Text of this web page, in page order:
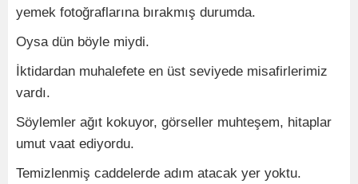
yemek fotoğraflarına bırakmış durumda.
Oysa dün böyle miydi.
İktidardan muhalefete en üst seviyede misafirlerimiz
vardı.
Söylemler ağıt kokuyor, görseller muhteşem, hitaplar
umut vaat ediyordu.
Temizlenmiş caddelerde adım atacak yer yoktu.